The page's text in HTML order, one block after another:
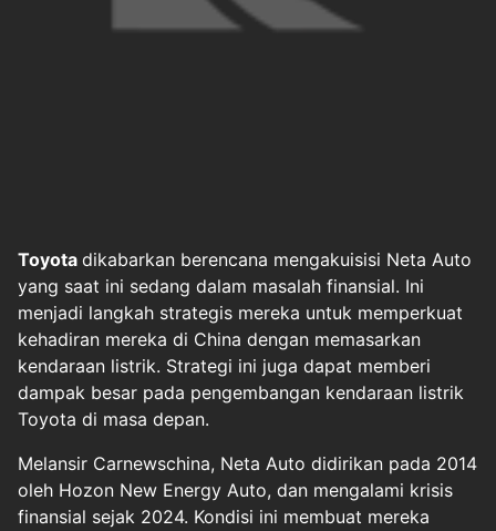
Toyota dikabarkan berencana mengakuisisi Neta Auto
yang saat ini sedang dalam masalah finansial. Ini
menjadi langkah strategis mereka untuk memperkuat
kehadiran mereka di China dengan memasarkan
kendaraan listrik. Strategi ini juga dapat memberi
dampak besar pada pengembangan kendaraan listrik
Toyota di masa depan.
Melansir Carnewschina, Neta Auto didirikan pada 2014
oleh Hozon New Energy Auto, dan mengalami krisis
finansial sejak 2024. Kondisi ini membuat mereka